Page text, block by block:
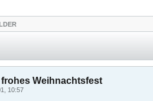
frohes Weihnachtsfest
10:57